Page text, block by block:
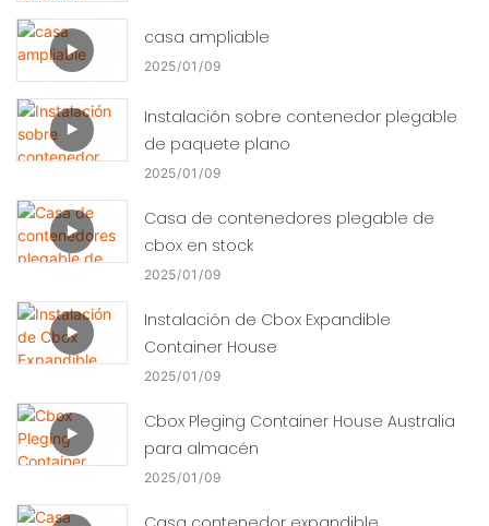
casa ampliable
2025 01 09
Instalación sobre contenedor plegable
de paquete plano
2025 01 09
Casa de contenedores plegable de
cbox en stock
2025 01 09
Instalación de Cbox Expandible
Container House
2025 01 09
Cbox Pleging Container House Australia
para almacén
2025 01 09